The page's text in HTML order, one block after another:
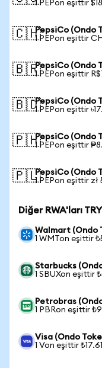
1 PEPon eşittir
🇨🇭PepsiCo (Ondo
1 PEPon eşittir
🇧🇷PepsiCo (Ondo
1 PEPon eşittir
🇧🇩PepsiCo (Ondo
1 PEPon eşittir
🇵🇭PepsiCo (Ondo
1 PEPon eşittir
🇵🇱PepsiCo (Ondo
1 PEPon eşittir zł
Diğer RWA'ları
Walmart (Ondo
1 WMTon eşittir
Starbucks
1 SBUXon eşittir
Petrobras
1 PBRon eşittir
Visa (Ondo
1 Von eşittir